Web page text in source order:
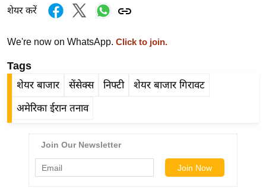
ड
ली
ड
फि
ल्म
शेयर करें
We're now on WhatsApp. Click to join.
Tags
शेयर बाजार सेंसेक्स निफ्टी शेयर बाजार गिरावट
अमेरिका ईरान तनाव